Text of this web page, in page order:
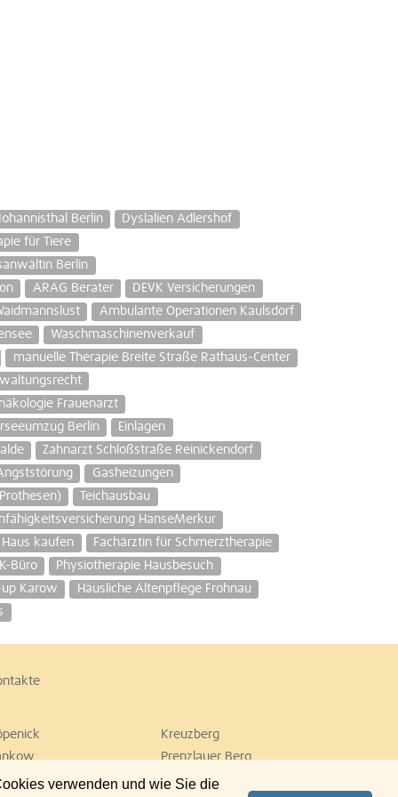
verwenden und wie Sie die
Berlin
Dyslalien Adlershof
für Tiere
Berlin
ARAG Berater
DEVK Versicherungen
Ambulante Operationen Kaulsdorf
Waschmaschinenverkauf
manuelle Therapie Breite Straße Rathaus-Center
Frauenarzt
Berlin
Einlagen
Zahnarzt Schloßstraße Reinickendorf
Gasheizungen
Prothesen)
Teichausbau
HanseMerkur
Haus kaufen
Fachärztin für Schmerztherapie
Büro
Physiotherapie Hausbesuch
Karow
Häusliche Altenpflege Frohnau
Kreuzberg
Prenzlauer Berg
Tiergarten